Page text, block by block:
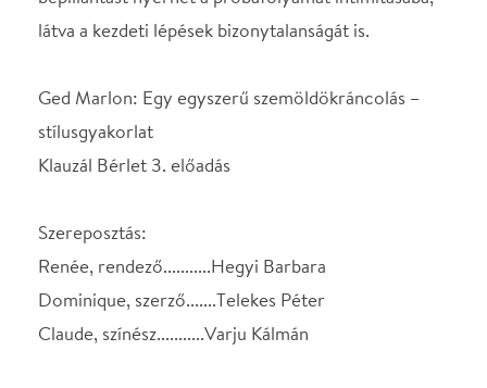
Szereposztás:
Renée, rendező...........Hegyi Barbara
Claude, színész...........Varju Kálmán
Fordította: Nemlaha György
"Miért ragaszkodsz annyira a
szemöldökráncoláshoz?
Mert ez a darab címe."